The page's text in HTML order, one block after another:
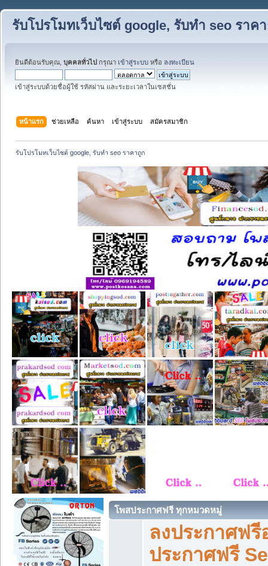
รับโปรโมทเว็บไซต์ google, รับทำ seo ราค
ยินดีต้อนรับคุณ, บุคคลทั่วไป กรุณา เข้าสู่ระบบ หรือ ลงทะเบียน
เข้าสู่ระบบด้วยชื่อผู้ใช้ รหัสผ่าน และระยะเวลาในเซสชั่น
หน้าแรก ช่วยเหลือ ค้นหา เข้าสู่ระบบ สมัครสมาชิก
รับโปรโมทเว็บไซต์ google, รับทำ seo ราคาถูก
โพสประกาศฟรี ทุกหมวดหมู่
ลงประกาศฟ
ประกาศฟรี